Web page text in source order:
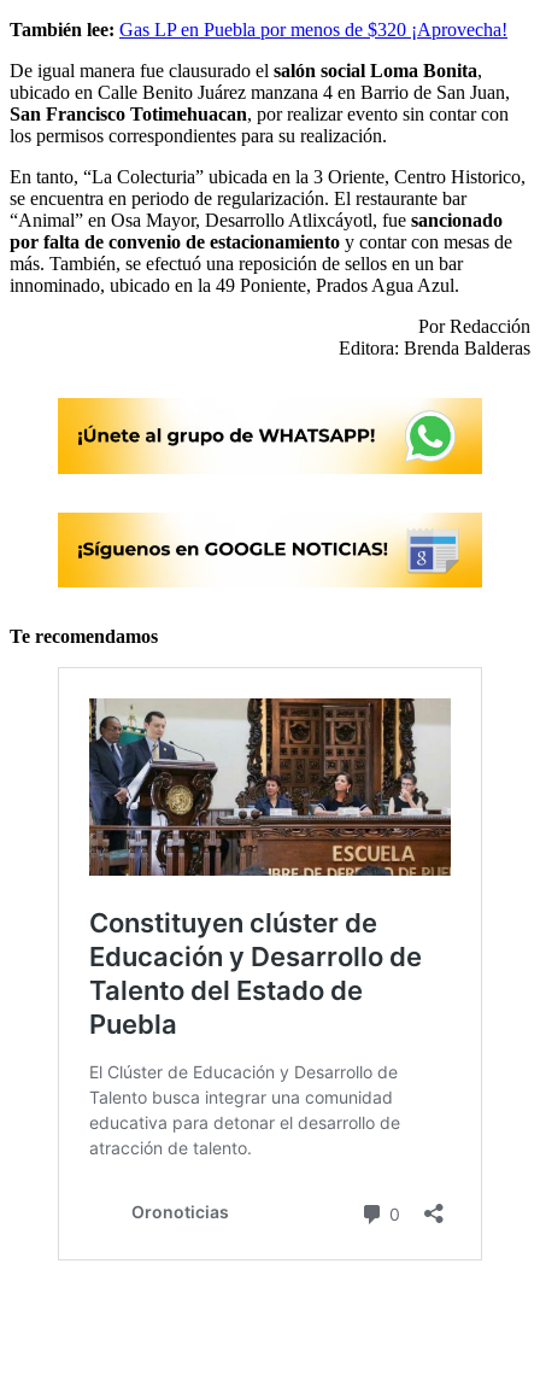
También lee: Gas LP en Puebla por menos de $320 ¡Aprovecha!
De igual manera fue clausurado el salón social Loma Bonita,
ubicado en Calle Benito Juárez manzana 4 en Barrio de San Juan,
San Francisco Totimehuacan, por realizar evento sin contar con
los permisos correspondientes para su realización.
En tanto, “La Colecturia” ubicada en la 3 Oriente, Centro Historico,
se encuentra en periodo de regularización. El restaurante bar
“Animal” en Osa Mayor, Desarrollo Atlixcáyotl, fue sancionado
por falta de convenio de estacionamiento y contar con mesas de
más. También, se efectuó una reposición de sellos en un bar
innominado, ubicado en la 49 Poniente, Prados Agua Azul.
Por Redacción
Editora: Brenda Balderas
Te recomendamos